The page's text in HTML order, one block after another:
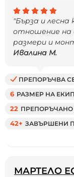
"Бърза и лесна
отношение на
размери и
Ивалина М.
ПРЕПОРЪЧВА
6 РАЗМЕР НА
22 ПРЕПОРЪЧАНО
42+ ЗАВЪРШЕНИ
МАРТЕЛО